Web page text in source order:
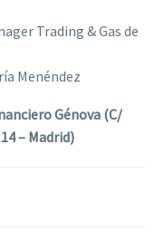
Trading & Gas de
Menéndez
Génova (C/
– Madrid)